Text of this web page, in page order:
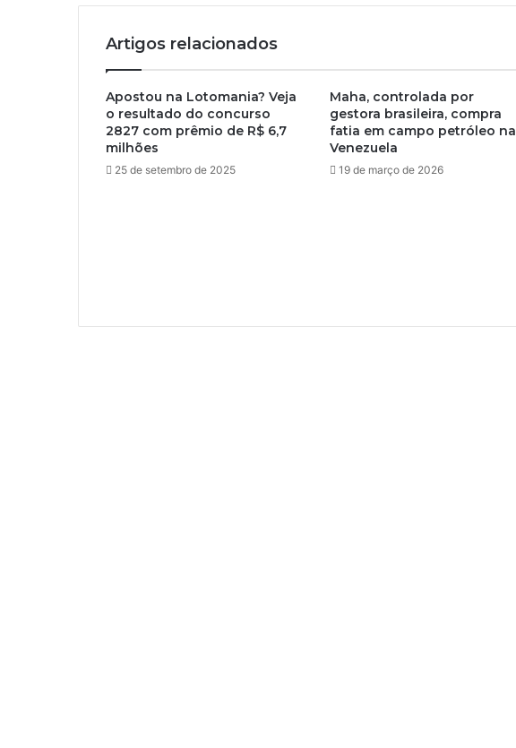
Artigos relacionados
Apostou na Lotomania? Veja
o resultado do concurso
2827 com prêmio de R$ 6,7
milhões
25 de setembro de 2025
Maha, controlada por
gestora brasileira, compra
fatia em campo petróleo na
Venezuela
19 de março de 2026